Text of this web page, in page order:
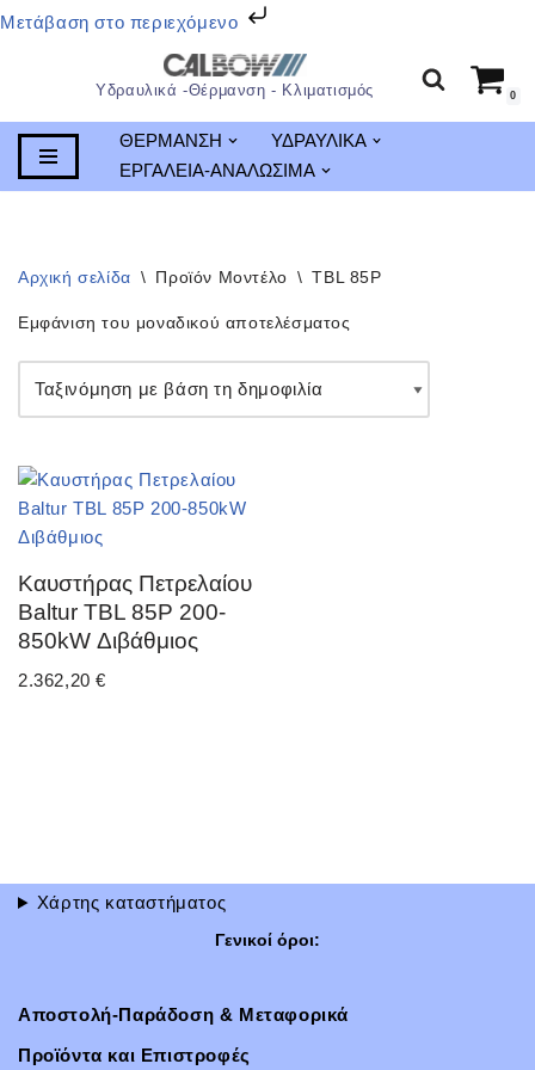
Μετάβαση στο περιεχόμενο
Μεταπηδήστε
στο
περιεχόμενο
Υδραυλικά -Θέρμανση - Κλιματισμός 0
ΘΕΡΜΑΝΣΗ
ΥΔΡΑΥΛΙΚΑ
ΕΡΓΑΛΕΙΑ-ΑΝΑΛΩΣΙΜΑ
Αρχική σελίδα \ Προϊόν Μοντέλο \ TBL 85P
Εμφάνιση του μοναδικού αποτελέσματος
Καυστήρας Πετρελαίου
Baltur TBL 85P 200-
850kW Διβάθμιος
2.362,20€
Χάρτης καταστήματος
Γενικοί όροι:
Αποστολή-Παράδοση & Μεταφορικά
Προϊόντα και Επιστροφές